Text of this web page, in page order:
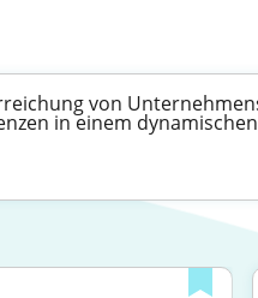
von
in einem